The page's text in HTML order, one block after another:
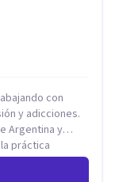
con
Argentina y
práctica
basadas en
Los